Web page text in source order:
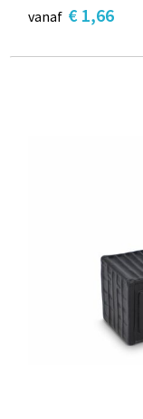
vanaf € 1,66